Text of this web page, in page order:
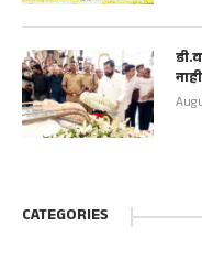
नाही
CATEGORIES